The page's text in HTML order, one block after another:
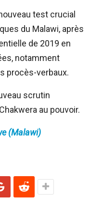
test crucial
du Malawi, après
de 2019 en
notamment
procès-verbaux.
scrutin
au pouvoir.
(Malawi)